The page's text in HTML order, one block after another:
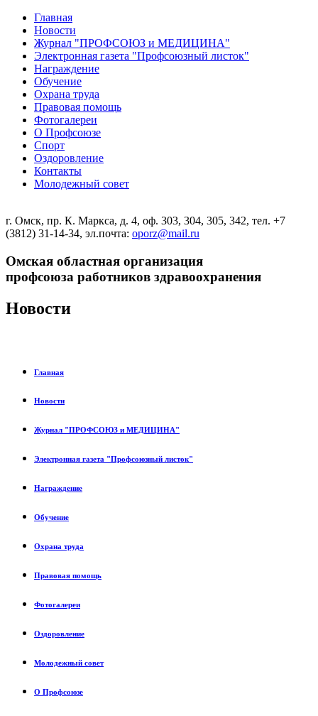
Главная
Новости
Журнал "ПРОФСОЮЗ и МЕДИЦИНА"
Электронная газета "Профсоюзный листок"
Награждение
Обучение
Охрана труда
Правовая помощь
Фотогалереи
О Профсоюзе
Спорт
Оздоровление
Контакты
Молодежный совет
г. Омск, пр. К. Маркса, д. 4, оф. 303, 304, 305, 342, тел. +7
(3812) 31-14-34, эл.почта: oporz@mail.ru
Омская областная организация
профсоюза работников здравоохранения
Новости
Главная
Новости
Журнал "ПРОФСОЮЗ и МЕДИЦИНА"
Электронная газета "Профсоюзный листок"
Награждение
Обучение
Охрана труда
Правовая помощь
Фотогалереи
Оздоровление
Молодежный совет
О Профсоюзе